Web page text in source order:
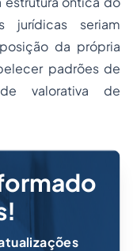
seriam
da própria
padrões de
valorativa de